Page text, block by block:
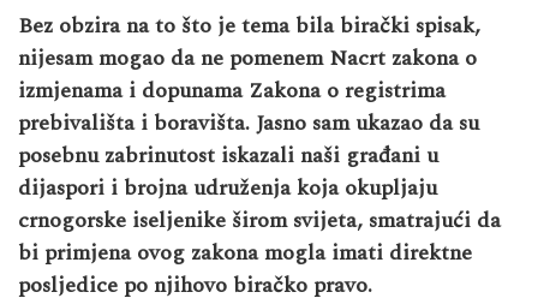
Bez obzira na to što je tema bila birački spisak,
nijesam mogao da ne pomenem Nacrt zakona o
izmjenama i dopunama Zakona o registrima
prebivališta i boravišta. Jasno sam ukazao da su
posebnu zabrinutost iskazali naši građani u
dijaspori i brojna udruženja koja okupljaju
crnogorske iseljenike širom svijeta, smatrajući da
bi primjena ovog zakona mogla imati direktne
posljedice po njihovo biračko pravo.